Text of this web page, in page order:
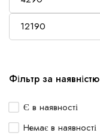
Фільтр за наявністю
Є в наявності
Немає в наявності